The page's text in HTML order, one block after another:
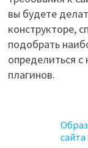
вы будете
конструкторе,
подобрать
определиться
плагинов.